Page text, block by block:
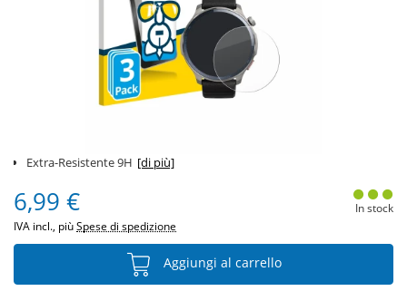
Extra-Resistente 9H [di più]
6,99 €
IVA incl., piùSpese di spedizione
In stock
Aggiungi al carrello